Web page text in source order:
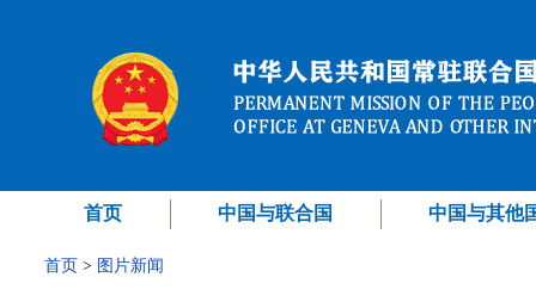
首页 中国与联合国 中国与其他
首页 > 图片新闻